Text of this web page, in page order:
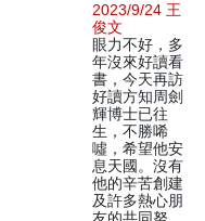
2023/9/24 王
俊文
眼力不好，多
年沒來好讀看
書，今天再訪
好讀方知周劍
輝博士已往
生，不勝唏
噓，希望他安
息天國。沒有
他的辛苦創建
及許多熱心朋